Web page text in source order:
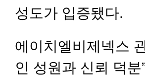
성도가 입증됐다.
에이치엘비제넥스
인 성원과 신뢰 덕